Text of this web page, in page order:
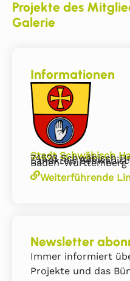
Projekte des
Galerie
Informationen
Stadt Schwäbisch
74523 Schwäbisch
Landkreis
Baden-Württemberg
Weiterführende
Newsletter
Immer informiert
Projekte und das